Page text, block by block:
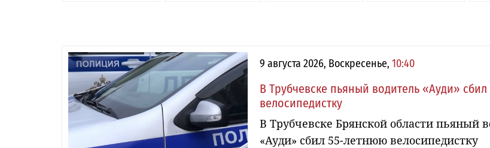
9 августа 2026, Воскресенье, 10:40
В Трубчевске пьяный водитель «Ауди»
велосипедистку
В Трубчевске Брянской области пьяный
«Ауди» сбил 55-летнюю велосипедистку